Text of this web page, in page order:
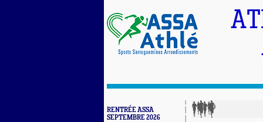
RENTRÉE ASSA
SEPTEMBRE 2026